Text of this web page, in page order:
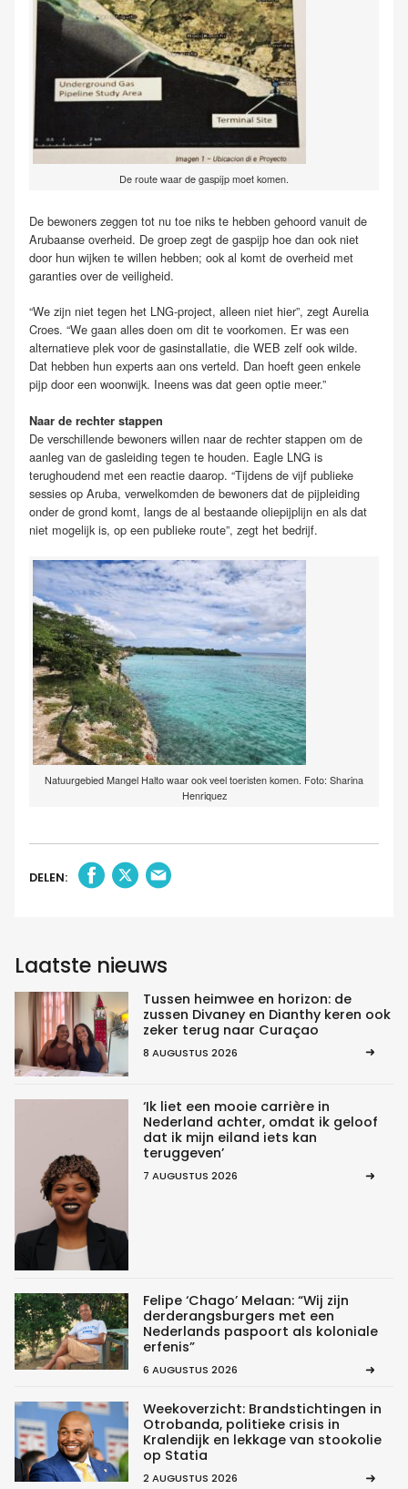
De route waar de gaspijp moet komen.
De bewoners zeggen tot nu toe niks te hebben gehoord vanuit de
Arubaanse overheid. De groep zegt de gaspijp hoe dan ook niet
door hun wijken te willen hebben; ook al komt de overheid met
garanties over de veiligheid.
“We zijn niet tegen het LNG-project, alleen niet hier”, zegt Aurelia
Croes. “We gaan alles doen om dit te voorkomen. Er was een
alternatieve plek voor de gasinstallatie, die WEB zelf ook wilde.
Dat hebben hun experts aan ons verteld. Dan hoeft geen enkele
pijp door een woonwijk. Ineens was dat geen optie meer.”
Naar de rechter stappen
De verschillende bewoners willen naar de rechter stappen om de
aanleg van de gasleiding tegen te houden. Eagle LNG is
terughoudend met een reactie daarop. “Tijdens de vijf publieke
sessies op Aruba, verwelkomden de bewoners dat de pijpleiding
onder de grond komt, langs de al bestaande oliepijplijn en als dat
niet mogelijk is, op een publieke route”, zegt het bedrijf.
Natuurgebied Mangel Halto waar ook veel toeristen komen. Foto: Sharina
Henriquez
DELEN:
Laatste nieuws
Tussen heimwee en horizon: de
zussen Divaney en Dianthy keren ook
zeker terug naar Curaçao
8 AUGUSTUS 2026
‘Ik liet een mooie carrière in
Nederland achter, omdat ik geloof
dat ik mijn eiland iets kan
teruggeven’
7 AUGUSTUS 2026
Felipe ‘Chago’ Melaan: “Wij zijn
derderangsburgers met een
Nederlands paspoort als koloniale
erfenis”
6 AUGUSTUS 2026
Weekoverzicht: Brandstichtingen in
Otrobanda, politieke crisis in
Kralendijk en lekkage van stookolie
op Statia
2 AUGUSTUS 2026